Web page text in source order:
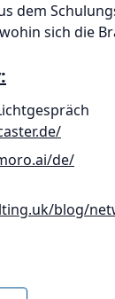
dem
sich die
de/
blog/